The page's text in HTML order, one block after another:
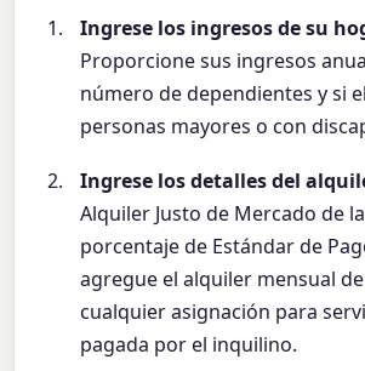
Ingrese los ingresos de su
Proporcione sus ingresos
número de dependientes y si
personas mayores o con
Ingrese los detalles del
Alquiler Justo de Mercado de
porcentaje de Estándar de
agregue el alquiler mensual
cualquier asignación para
pagada por el inquilino.